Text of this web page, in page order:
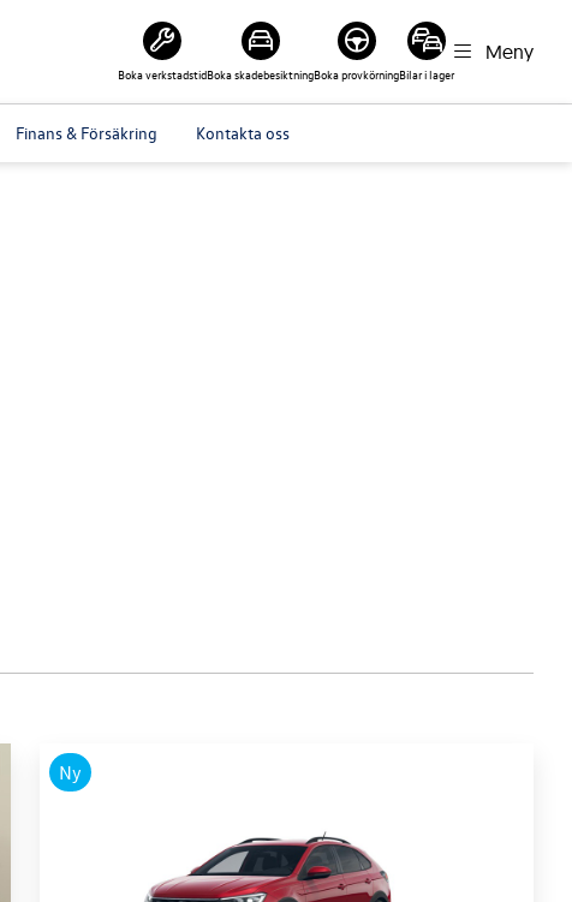
Boka verkstadstidBoka skadebesiktningBoka provkörningBilar i lager
Meny
Finans & Försäkring Kontakta oss
Ny